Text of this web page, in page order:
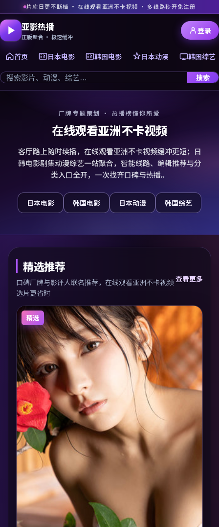
片库日更不断档 · 在线观看亚洲不卡视频 · 多线路秒开免注册
亚影热播
正版聚合 · 极速缓冲
首页 日本电影 韩国电影 日本动漫 韩国综艺
搜索
登录
厂牌专题策划 · 热播榜懂你所爱
在线观看亚洲不卡视频
客厅路上随时续播，在线观看亚洲不卡视频缓冲更短；日
韩电影剧集动漫综艺一站聚合，智能线路、编辑推荐与分
类入口全开，一次找齐口碑与热播。
日本电影 韩国电影 日本动漫 韩国综艺
精选推荐
口碑厂牌与影评人联名推荐，在线观看亚洲不卡视频
选片更省时
查看更多
精选